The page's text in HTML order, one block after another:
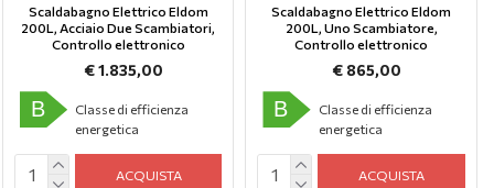
Scaldabagno Elettrico Eldom
200L, Аcciaio Due Scambiatori,
Controllo elettronico
€ 1.835,00
B
Classe di efficienza
energetica
ACQUISTA
Scaldabagno Elettrico Eldom
200L, Uno Scambiatore,
Controllo elettronico
€ 865,00
B
Classe di efficienza
energetica
ACQUISTA